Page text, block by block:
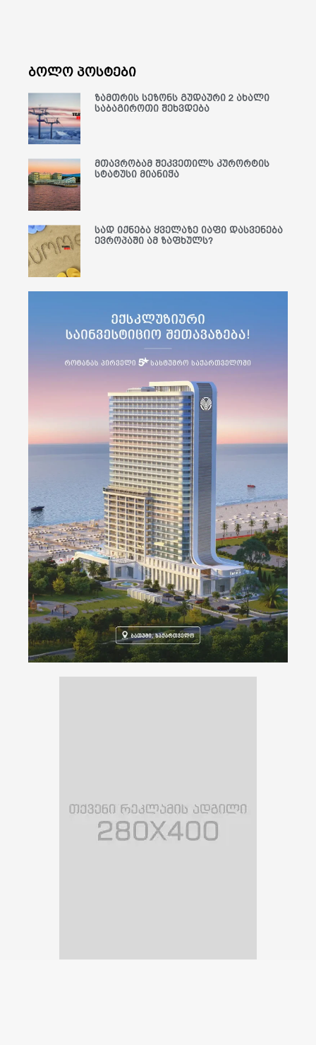
ბოლო პოსტები
ზამთრის სეზონს გუდაური 2 ახალი
საბაგიროთი შეხვდება
მთავრობამ შეკვეთილს კურორტის
სტატუსი მიანიჭა
სად იქნება ყველაზე იაფი დასვენება
ევროპაში ამ ზაფხულს?